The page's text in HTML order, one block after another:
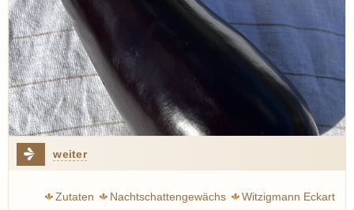
weiter
Zutaten Nachtschattengewächs
Witzigmann Eckart